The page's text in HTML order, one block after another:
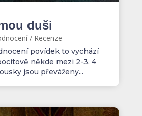
duši
/ Recenze
povídek to vychází
někde mezi 2-3. 4
jsou převáženy...